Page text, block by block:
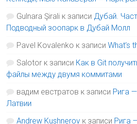
Gulnara Şirali к записи Дубай.
Подводный зоопарк в Дубай Молл
Pavel Kovalenko к записиWhat’s
Salotor к записи Как в Git
файлы между двумя коммитами
вадим евстратов к записи Рига
Латвии
Andrew Kushnerov к записи Рига